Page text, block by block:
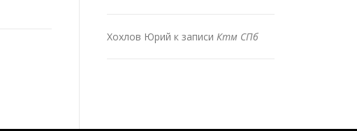
Хохлов Юрий к записи Ктм СПб